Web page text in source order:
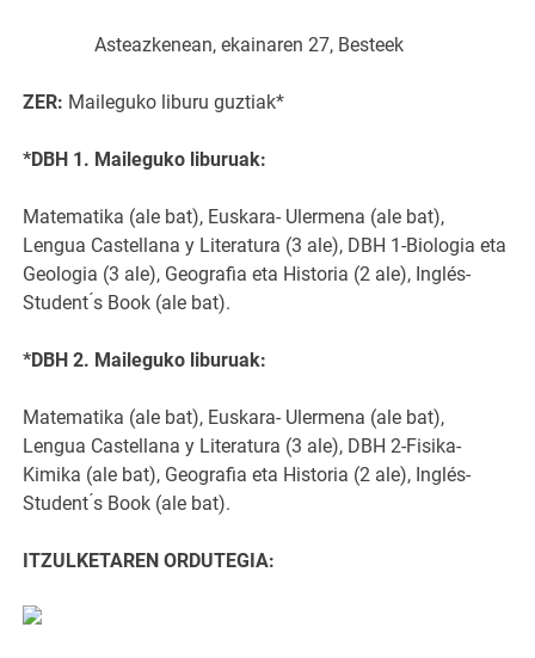
Asteazkenean, ekainaren 27, Besteek
ZER: Maileguko liburu guztiak*
*DBH 1. Maileguko liburuak:
Matematika (ale bat), Euskara- Ulermena (ale bat),
Lengua Castellana y Literatura (3 ale), DBH 1-Biologia eta
Geologia (3 ale), Geografia eta Historia (2 ale), Inglés-
Student ́s Book (ale bat).
*DBH 2. Maileguko liburuak:
Matematika (ale bat), Euskara- Ulermena (ale bat),
Lengua Castellana y Literatura (3 ale), DBH 2-Fisika-
Kimika (ale bat), Geografia eta Historia (2 ale), Inglés-
Student ́s Book (ale bat).
ITZULKETAREN ORDUTEGIA: